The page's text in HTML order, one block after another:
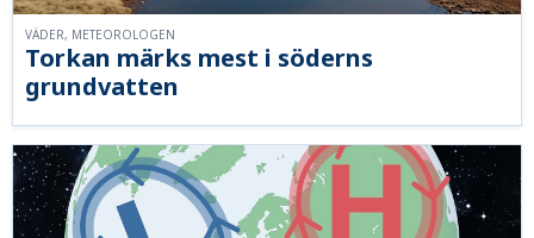
Torkan märks mest i söderns
grundvatten
VÄDER, METEOROLOGEN